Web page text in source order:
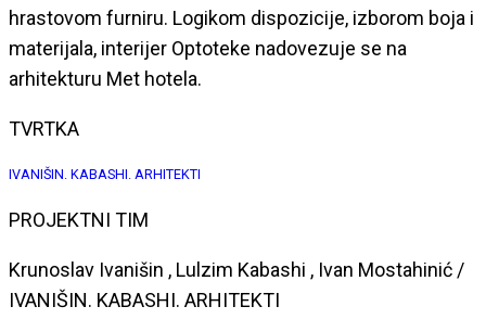
hrastovom furniru. Logikom dispozicije, izborom boja i
materijala, interijer Optoteke nadovezuje se na
arhitekturu Met hotela.
TVRTKA
IVANIŠIN. KABASHI. ARHITEKTI
PROJEKTNI TIM
Krunoslav Ivanišin , Lulzim Kabashi , Ivan Mostahinić /
IVANIŠIN. KABASHI. ARHITEKTI